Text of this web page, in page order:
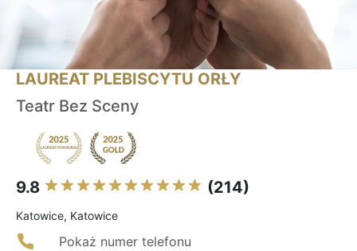
LAUREAT PLEBISCYTU ORŁY
Teatr Bez Sceny
9.8 (214)
Katowice, Katowice
Pokaż numer telefonu